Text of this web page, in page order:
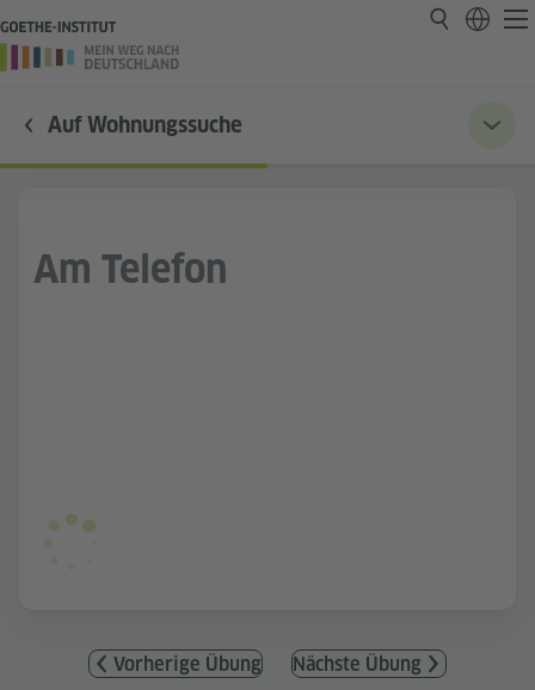
Auf Wohnungssuche
Am Telefon
Vorherige Übung Nächste Übung